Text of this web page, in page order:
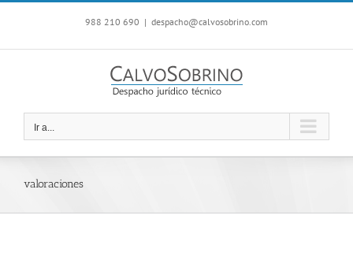
contenido
988 210 690 | despacho@calvosobrino.com
Ir a...
valoraciones